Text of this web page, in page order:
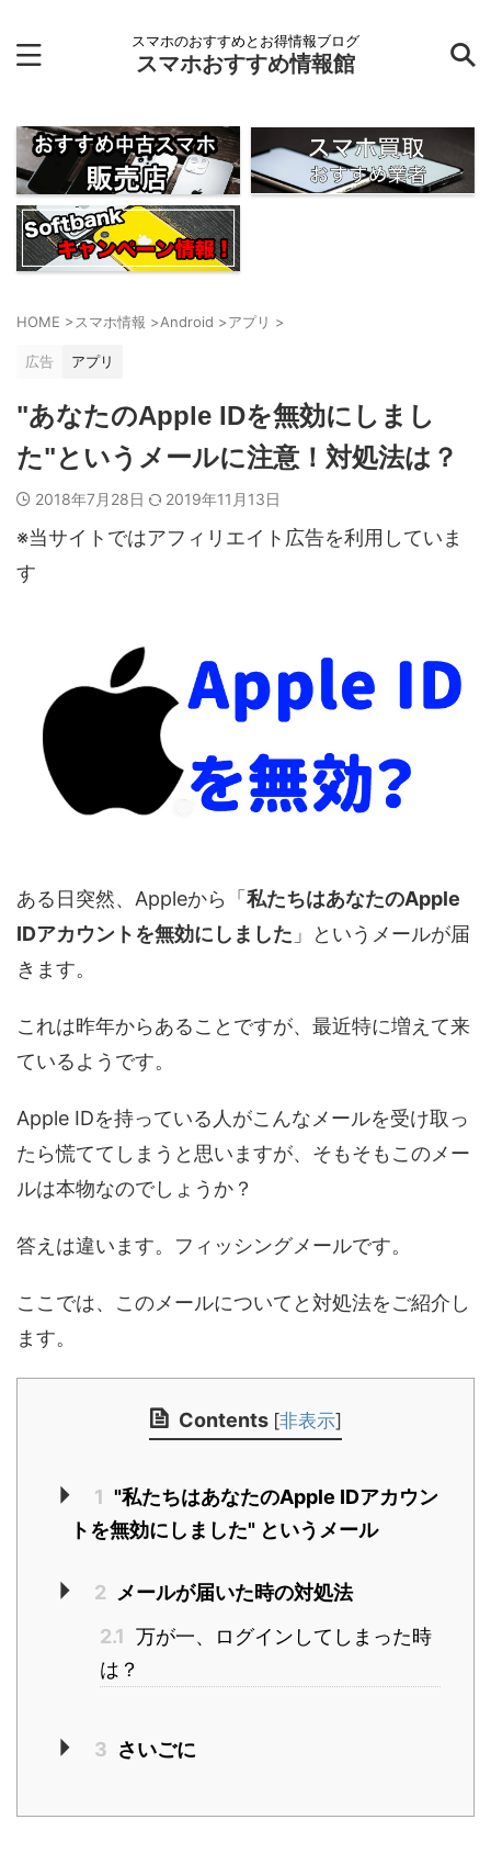
スマホのおすすめとお得情報ブログ
スマホおすすめ情報館
HOME >スマホ情報 >Android >アプリ >
広告 アプリ
"あなたのApple IDを無効にしまし
た"というメールに注意！対処法は？
2018年7月28日 2019年11月13日
※当サイトではアフィリエイト広告を利用していま
す
ある日突然、Appleから「 私たちはあなたのApple
IDアカウントを無効にしました 」というメールが届
きます。
これは昨年からあることですが、最近特に増えて来
ているようです。
Apple IDを持っている人がこんなメールを受け取っ
たら慌ててしまうと思いますが、そもそもこのメー
ルは本物なのでしょうか？
答えは違います。フィッシングメールです。
ここでは、このメールについてと対処法をご紹介し
ます。
Contents [非表示]
1 "私たちはあなたのApple IDアカウン
トを無効にしました" というメール
2
メールが届いた時の対処法
2.1 万が一、ログインしてしまった時
は？
3 さいごに